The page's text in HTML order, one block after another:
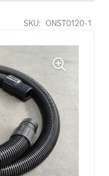
SKU: ONST0120-1